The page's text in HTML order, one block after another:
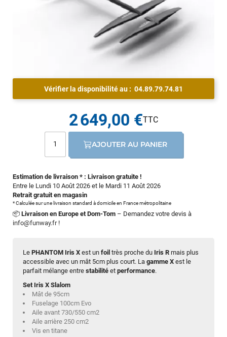
Le PHANTOM Iris X est un foil très proche du Iris R mais plus
accessible avec un mât 5cm plus court. La gamme X est le
parfait mélange entre stabilité et performance.
Set Iris X Slalom
Mât de 95cm
Fuselage 100cm Evo
Aile avant 730/550 cm2
Aile arrière 250 cm2
Vis en titane
Vérifier la disponibilité au : 04.89.79.74.81
Estimation de livraison * : Livraison gratuite !
Entre le Lundi 10 Août 2026 et le Mardi 11 Août 2026
Retrait gratuit en magasin
* Calculée sur une livraison standard à domicile en France métropolitaine
📦 Livraison en Europe et Dom-Tom – Demandez votre devis à
info@funway.fr!
2 649,00 €
AJOUTER AU PANIER